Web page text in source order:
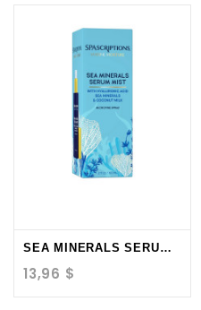
SEA MINERALS SERUM...
13,96 $